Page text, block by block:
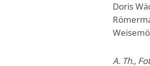
Doris
A. Th.,